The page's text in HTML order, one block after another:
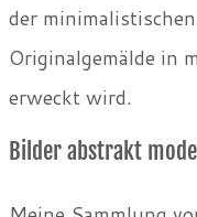
der
Originalgemälde in
erweckt wird.
Bilder abstrakt